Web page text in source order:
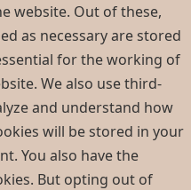
website. Out of these,
as necessary are stored
for the working of
We also use third-
and understand how
will be stored in your
You also have the
But opting out of